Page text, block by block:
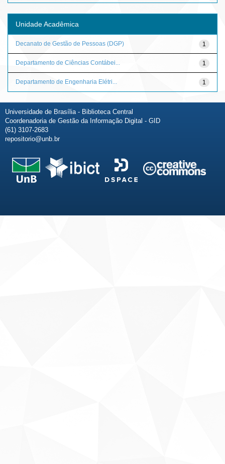
Unidade Acadêmica
1
Decanato de Gestão de Pessoas (DGP)
1
Departamento de Ciências Contábei...
1
Departamento de Engenharia Elétri...
Universidade de Brasília - Biblioteca Central
Coordenadoria de Gestão da Informação Digital - GID
(61) 3107-2683
repositorio@unb.br